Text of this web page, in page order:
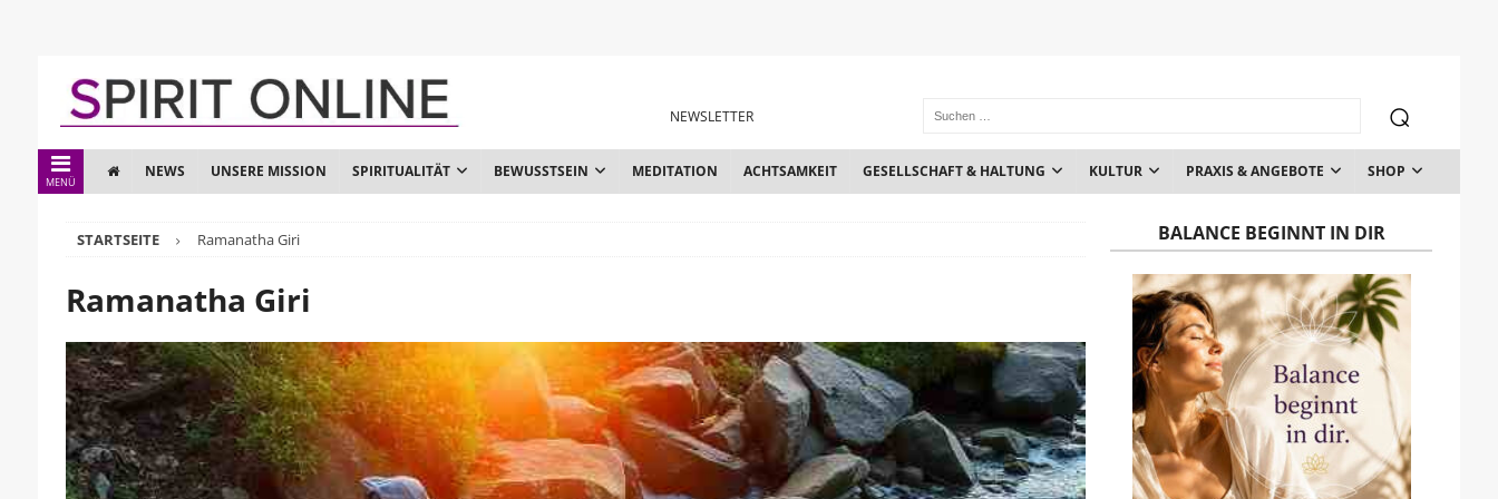
NEWSLETTER
MENÜ
NEWS UNSERE MISSION SPIRITUALITÄT BEWUSSTSEIN MEDITATION ACHTSAMKEIT GESELLSCHAFT & HALTUNG KULTUR PRAXIS & ANGEBOTE SHOP
STARTSEITE Ramanatha Giri
Ramanatha Giri
BALANCE BEGINNT IN DIR